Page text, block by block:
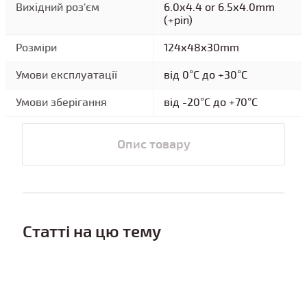
Вихідний роз'єм
6.0x4.4 or 6.5x4.0mm
(+pin)
Розміри
124x48x30mm
Умови експлуатації
від 0°C до +30°C
Умови зберігання
від -20°C до +70°C
Опис товару
Статті на цю тему